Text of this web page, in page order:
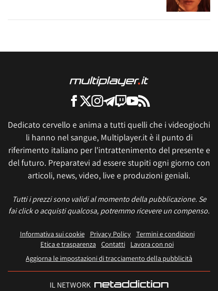
Dedicato cervello e anima a tutti quelli che i videogiochi
li hanno nel sangue, Multiplayer.it è il punto di
riferimento italiano per l'intrattenimento del presente e
del futuro. Preparatevi ad essere stupiti ogni giorno con
articoli, news, video, live e produzioni geniali.
Tutti i prezzi sono validi al momento della pubblicazione. Se
fai click o acquisti qualcosa, potremmo ricevere un compenso.
Informativa sui cookie Privacy Policy
Termini e condizioni
Etica e trasparenza Contatti
Lavora con noi
Aggiorna le impostazioni di tracciamento della pubblicità
IL NETWORK